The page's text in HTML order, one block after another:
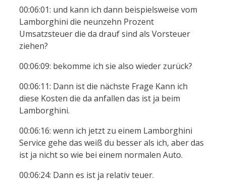
00:06:01: und kann ich dann beispielsweise vom
Lamborghini die neunzehn Prozent
Umsatzsteuer die da drauf sind als Vorsteuer
ziehen?
00:06:09: bekomme ich sie also wieder zurück?
00:06:11: Dann ist die nächste Frage Kann ich
diese Kosten die da anfallen das ist ja beim
Lamborghini.
00:06:16: wenn ich jetzt zu einem Lamborghini
Service gehe das weiß du besser als ich, aber das
ist ja nicht so wie bei einem normalen Auto.
00:06:24: Dann es ist ja relativ teuer.